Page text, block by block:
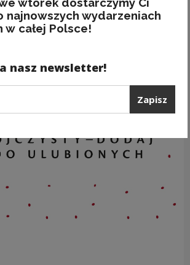
wtorek dostarczymy Ci
najnowszych wydarzeniach
całej Polsce!
nasz newsletter!
Zapisz